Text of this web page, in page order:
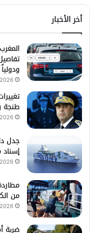
أخر الأخبار
ودولياً
طنجة
من